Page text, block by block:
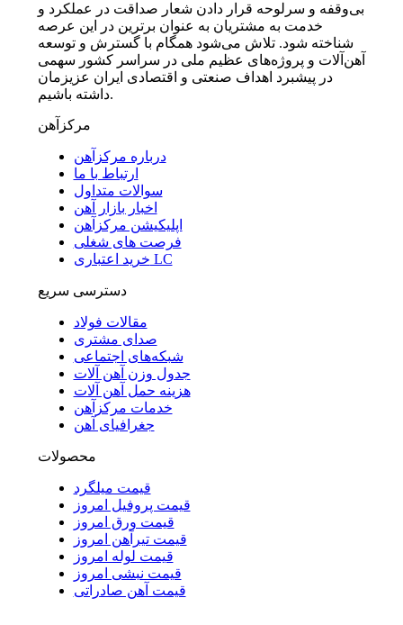
بی‌وقفه و سرلوحه قرار دادن شعار صداقت در عملکرد و
خدمت به مشتریان به عنوان برترین در این عرصه
شناخته شود. تلاش می‌شود همگام با گسترش و توسعه
آهن‌آلات و پروژه‌های عظیم ملی در سراسر کشور سهمی
در پیشبرد اهداف صنعتی و اقتصادی ایران عزیزمان
داشته باشیم.
مرکزآهن
درباره مرکزآهن
ارتباط با ما
سوالات متداول
اخبار بازار آهن
اپلیکیشن مرکزآهن
فرصت های شغلی
خرید اعتباری LC
دسترسی سریع
مقالات فولاد
صدای مشتری
شبکه‌های اجتماعی
جدول وزن آهن آلات
هزینه حمل آهن آلات
خدمات مرکزآهن
جغرافیای آهن
محصولات
قیمت میلگرد
قیمت پروفیل امروز
قیمت ورق امروز
قیمت تیرآهن امروز
قیمت لوله امروز
قیمت نبشی امروز
قیمت آهن صادراتی